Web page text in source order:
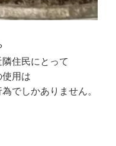
住民にとって
用は
でしかありません。